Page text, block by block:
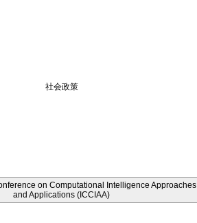
社会政策
on Computational Intelligence Approaches
and Applications (ICCIAA)